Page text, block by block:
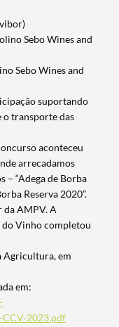
Sebo Wines and
Sebo Wines and
suportando
o transporte das
aconteceu
arrecadamos
– “Adega de Borba
Reserva 2020”.
AMPV. A
do Vinho completou
Agricultura, em
em:
2023.pdf